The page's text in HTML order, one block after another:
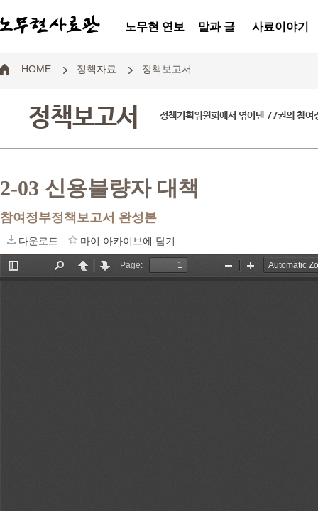
노무현 연보 말과 글 사료이야기
HOME 정책자료 정책보고서
정책보고서 정책기획위원회에서 엮어낸 77권의 참여
2-03 신용불량자 대책
참여정부정책보고서 완성본
다운로드 마이 아카이브에 담기